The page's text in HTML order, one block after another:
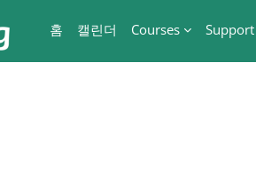
홈
캘린더 Courses Support